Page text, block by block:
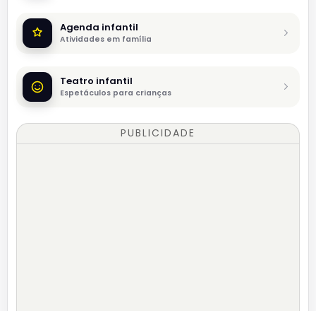
Agenda infantil
Atividades em família
Teatro infantil
Espetáculos para crianças
PUBLICIDADE